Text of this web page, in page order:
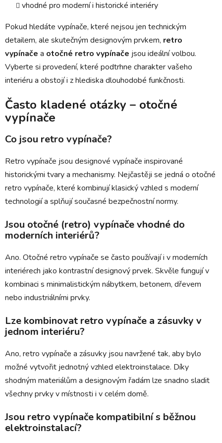
vhodné pro moderní i historické interiéry
Pokud hledáte vypínače, které nejsou jen technickým
detailem, ale skutečným designovým prvkem, retro
vypínače a otočné retro vypínače jsou ideální volbou.
Vyberte si provedení, které podtrhne charakter vašeho
interiéru a obstojí i z hlediska dlouhodobé funkčnosti.
Často kladené otázky – otočné
vypínače
Co jsou retro vypínače?
Retro vypínače jsou designové vypínače inspirované
historickými tvary a mechanismy. Nejčastěji se jedná o otočné
retro vypínače, které kombinují klasický vzhled s moderní
technologií a splňují současné bezpečnostní normy.
Jsou otočné (retro) vypínače vhodné do
moderních interiérů?
Ano. Otočné retro vypínače se často používají i v moderních
interiérech jako kontrastní designový prvek. Skvěle fungují v
kombinaci s minimalistickým nábytkem, betonem, dřevem
nebo industriálními prvky.
Lze kombinovat retro vypínače a zásuvky v
jednom interiéru?
Ano, retro vypínače a zásuvky jsou navržené tak, aby bylo
možné vytvořit jednotný vzhled elektroinstalace. Díky
shodným materiálům a designovým řadám lze snadno sladit
všechny prvky v místnosti i v celém domě.
Jsou retro vypínače kompatibilní s běžnou
elektroinstalací?